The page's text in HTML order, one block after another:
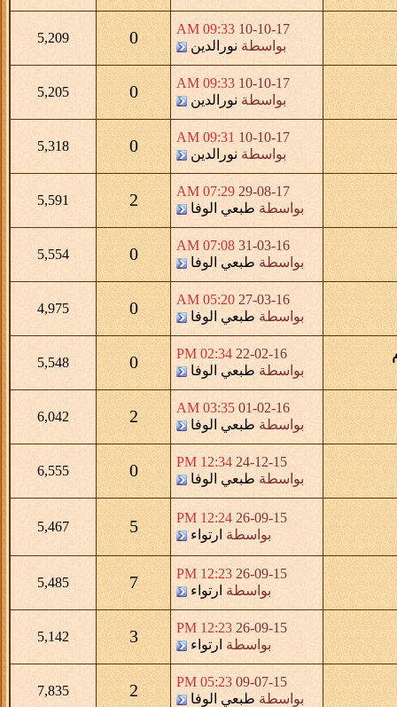
10-10-17
09:33 AM
بواسطةنورالدين 0
10-10-17
09:33 AM
بواسطةنورالدين 0
10-10-17
09:31 AM
بواسطةنورالدين 0
29-08-17
07:29 AM
بواسطةطبعي الوفا 2
31-03-16
07:08 AM
بواسطةطبعي الوفا 0
27-03-16
05:20 AM
بواسطةطبعي الوفا 0
22-02-16
02:34 PM
بواسطةطبعي الوفا 0
01-02-16
03:35 AM
بواسطةطبعي الوفا 2
24-12-15
12:34 PM
بواسطةطبعي الوفا 0
26-09-15
12:24 PM
بواسطةارتواء 5
26-09-15
12:23 PM
بواسطةارتواء 7
26-09-15
12:23 PM
بواسطةارتواء 3
09-07-15
05:23 PM
بواسطةطبعي الوفا 2